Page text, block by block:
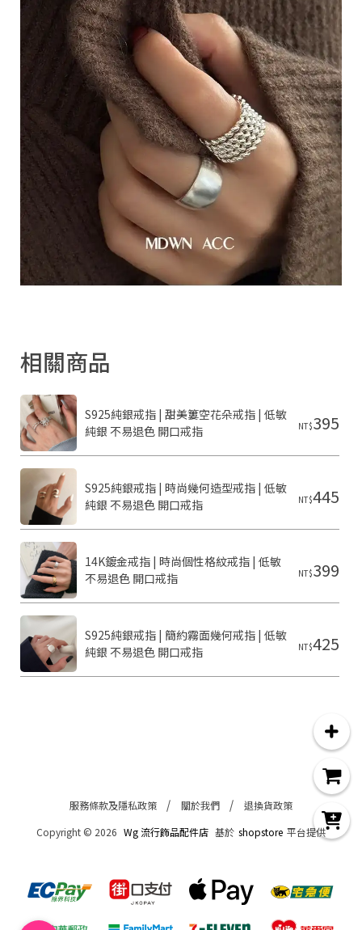
相關商品
NT$395
S925純銀戒指 | 甜美簍空花朵戒指 | 低敏
純銀 不易退色 開口戒指
NT$445
S925純銀戒指 | 時尚幾何造型戒指 | 低敏
純銀 不易退色 開口戒指
NT$399
14K鍍金戒指 | 時尚個性格紋戒指 | 低敏
不易退色 開口戒指
NT$425
S925純銀戒指 | 簡約霧面幾何戒指 | 低敏
純銀 不易退色 開口戒指
服務條款及隱私政策 關於我們
退換貨政策
Copyright © 2026 Wg 流行飾品配件店 基於 shopstore 平台提供